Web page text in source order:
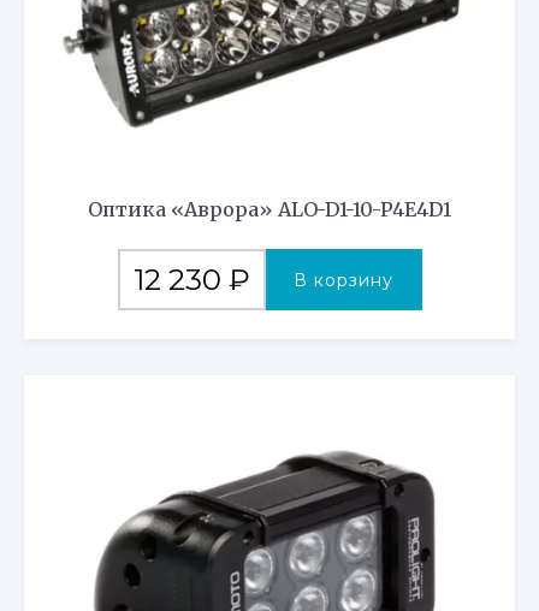
Оптика «Аврора» ALO-D1-10-P4E4D1
12 230 ₽ В корзину